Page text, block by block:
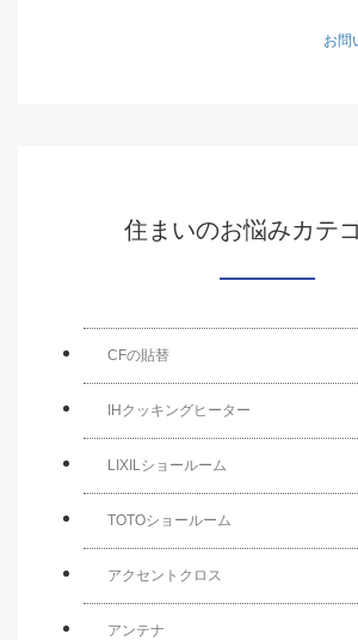
お問
住まいのお悩みカテ
CFの貼替
IHクッキングヒーター
LIXILショールーム
TOTOショールーム
アクセントクロス
アンテナ